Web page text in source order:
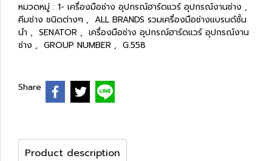
หมวดหมู่ : 1- เครื่องมือช่าง อุปกรณ์ฮาร์ดแวร์ อุปกรณ์งานช่าง ,
คีมช่าง ชนิดต่างๆ , ALL BRANDS รวมเครื่องมือช่างแบรนด์ชั้น
นำ , SENATOR , เครื่องมือช่าง อุปกรณ์ฮาร์ดแวร์ อุปกรณ์งาน
ช่าง , GROUP NUMBER , G.558
Share
Product description